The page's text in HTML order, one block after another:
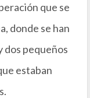
que se
donde se han
dos pequeños
estaban